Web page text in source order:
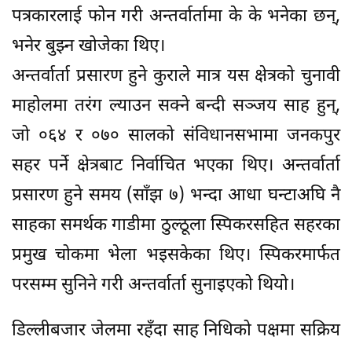
पत्रकारलाई फोन गरी अन्तर्वार्तामा के के भनेका छन्,
भनेर बुझ्न खोजेका थिए।
अन्तर्वार्ता प्रसारण हुने कुराले मात्र यस क्षेत्रको चुनावी
माहोलमा तरंग ल्याउन सक्ने बन्दी सञ्जय साह हुन्,
जो ०६४ र ०७० सालको संविधानसभामा जनकपुर
सहर पर्ने क्षेत्रबाट निर्वाचित भएका थिए। अन्तर्वार्ता
प्रसारण हुने समय (साँझ ७) भन्दा आधा घन्टाअघि नै
साहका समर्थक गाडीमा ठुल्ठूला स्पिकरसहित सहरका
प्रमुख चोकमा भेला भइसकेका थिए। स्पिकरमार्फत
परसम्म सुनिने गरी अन्तर्वार्ता सुनाइएको थियो।
डिल्लीबजार जेलमा रहँदा साह निधिको पक्षमा सक्रिय